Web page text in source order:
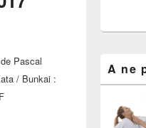
Pascal
/ Bunkai :
A ne